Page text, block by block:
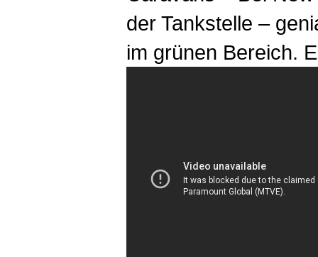
der Tankstelle –
im grünen Bereich.